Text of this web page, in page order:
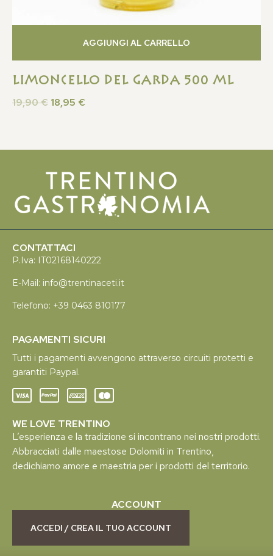
Limoncello del Garda 500 ML
19,90€ 18,95 €
AGGIUNGI AL CARRELLO
CONTATTACI
P.Iva: IT02168140222
E-Mail: info@trentinaceti.it
Telefono: +39 0463 810177
PAGAMENTI SICURI
Tutti i pagamenti avvengono attraverso circuiti protetti e
garantiti Paypal.
WE LOVE TRENTINO
L’esperienza e la tradizione si incontrano nei nostri prodotti.
Abbracciati dalle maestose Dolomiti in Trentino,
dedichiamo amore e maestria per i prodotti del territorio.
ACCOUNT
ACCEDI / CREA IL TUO ACCOUNT